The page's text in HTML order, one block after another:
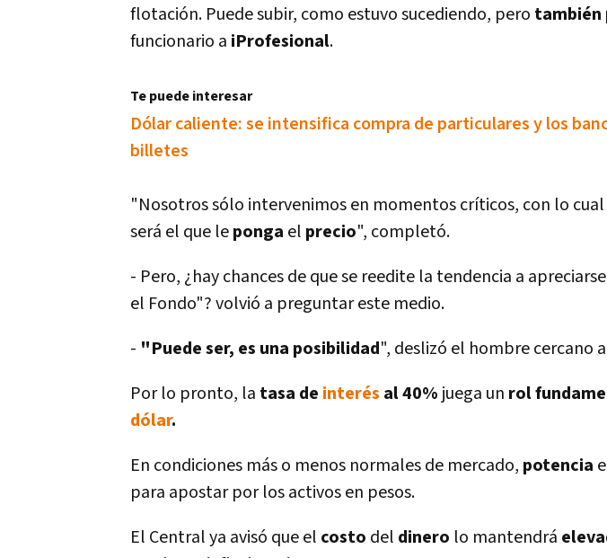
flotación. Puede subir, como estuvo sucediendo, pero también
funcionario a iProfesional.
Te puede interesar
Dólar caliente: se intensifica compra de particulares y los
billetes
"Nosotros sólo intervenimos en momentos crí­ticos, con lo cual
será el que leponga el precio", completó.
- Pero, ¿hay chances de que se reedite la tendencia a
el Fondo"? volvió a preguntar este medio.
- "Puede ser, es una posibilidad", deslizó el hombre cercano
Por lo pronto, la tasa de interés al 40% juega un rol
dólar.
En condiciones más o menos normales de mercado, potencia
para apostar por los activos en pesos.
El Central ya avisó que el costo del dinero lo mantendrá